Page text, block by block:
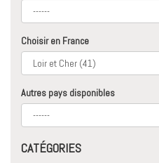
Choisir en France
Autres pays disponibles
CATÉGORIES